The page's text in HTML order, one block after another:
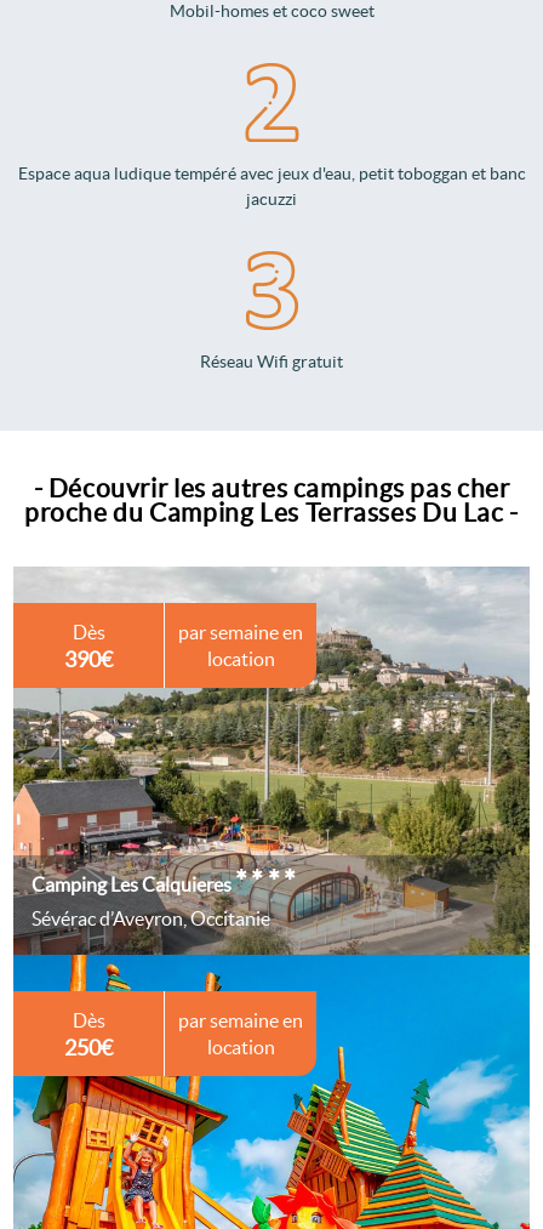
Mobil-homes et coco sweet
Espace aqua ludique tempéré avec jeux d'eau, petit toboggan et banc
jacuzzi
Réseau Wifi gratuit
- Découvrir les autres campings pas cher
proche du Camping Les Terrasses Du Lac -
Dès
390€
par semaine en
location
Camping Les Calquieres****
Sévérac d’Aveyron, Occitanie
Dès
250€
par semaine en
location